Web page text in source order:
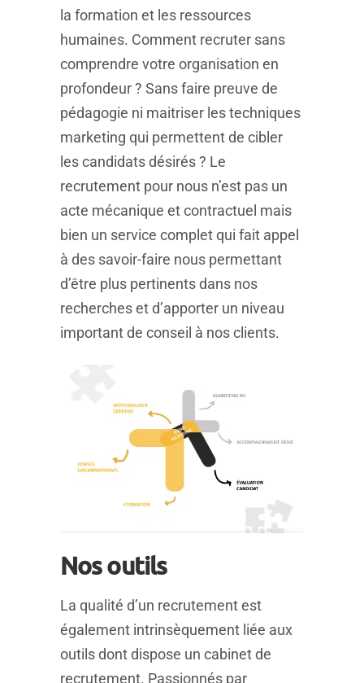
la formation et les ressources
humaines. Comment recruter sans
comprendre votre organisation en
profondeur ? Sans faire preuve de
pédagogie ni maitriser les techniques
marketing qui permettent de cibler
les candidats désirés ? Le
recrutement pour nous n’est pas un
acte mécanique et contractuel mais
bien un service complet qui fait appel
à des savoir-faire nous permettant
d’être plus pertinents dans nos
recherches et d’apporter un niveau
important de conseil à nos clients.
Nos outils
La qualité d’un recrutement est
également intrinsèquement liée aux
outils dont dispose un cabinet de
recrutement. Passionnés par